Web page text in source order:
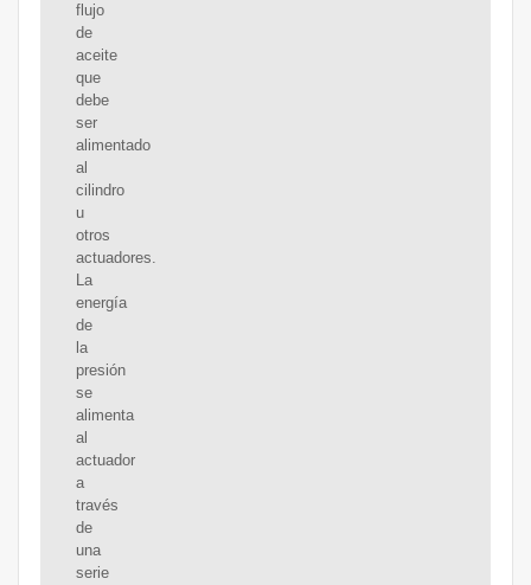
flujo
de
aceite
que
debe
ser
alimentado
al
cilindro
u
otros
actuadores.
La
energía
de
la
presión
se
alimenta
al
actuador
a
través
de
una
serie